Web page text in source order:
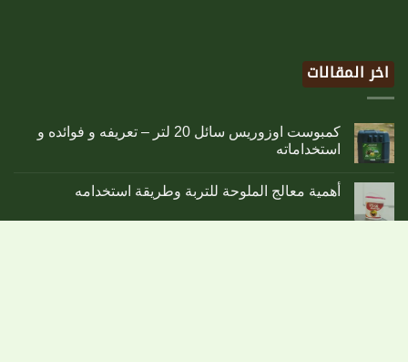
اخر المقالات
كمبوست اوزوريس سائل 20 لتر – تعريفه و فوائده و
استخداماته
أهمية معالج الملوحة للتربة وطريقة استخدامه